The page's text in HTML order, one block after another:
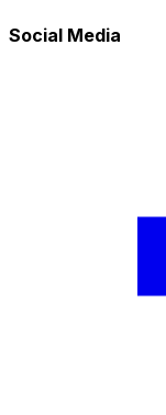
Social Media